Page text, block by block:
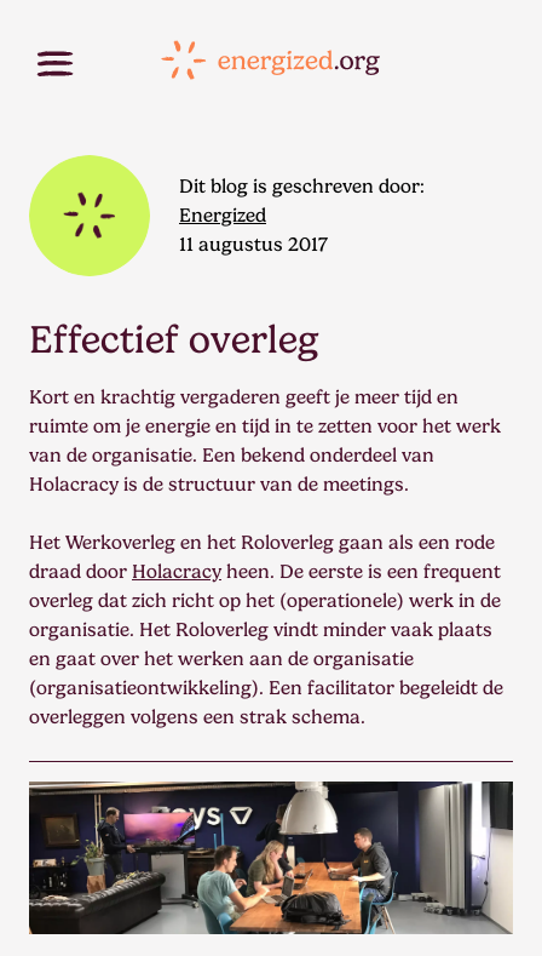
Dit blog is geschreven door:
Energized
11 augustus 2017
Effectief overleg
Kort en krachtig vergaderen geeft je meer tijd en
ruimte om je energie en tijd in te zetten voor het werk
van de organisatie. Een bekend onderdeel van
Holacracy is de structuur van de meetings.
Het Werkoverleg en het Roloverleg gaan als een rode
draad door Holacracyheen. De eerste is een frequent
overleg dat zich richt op het (operationele) werk in de
organisatie. Het Roloverleg vindt minder vaak plaats
en gaat over het werken aan de organisatie
(organisatieontwikkeling). Een facilitator begeleidt de
overleggen volgens een strak schema.